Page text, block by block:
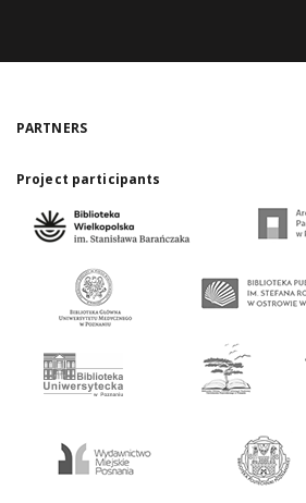
PARTNERS
Project participants